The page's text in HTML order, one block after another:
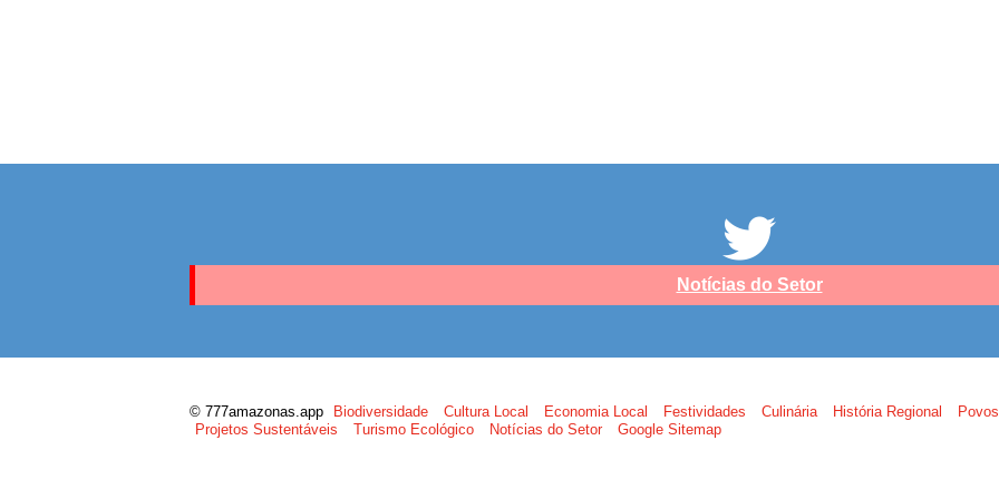
Notícias do Setor
© 777amazonas.app Biodiversidade Cultura Local Economia Local Festividades Culinária História Regional
Projetos Sustentáveis
Turismo Ecológico Notícias do Setor Google Sitemap